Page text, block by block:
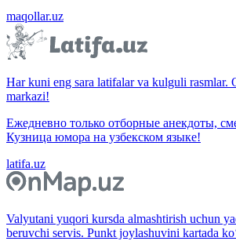
maqollar.uz
Har kuni eng sara latifalar va kulguli rasmlar.
markazi!
Ежедневно только отборные анекдоты,
Кузница юмора на узбекском языке!
latifa.uz
Valyutani yuqori kursda almashtirish uchun
beruvchi servis. Punkt joylashuvini kartada